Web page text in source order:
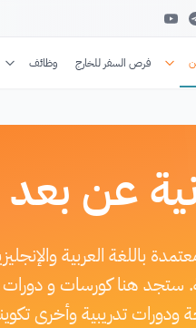
فرص السفر للخارج وظائف
عن
باللغة العربية
ستجد هنا كورسات و
ودورات تدريبية وأخرى